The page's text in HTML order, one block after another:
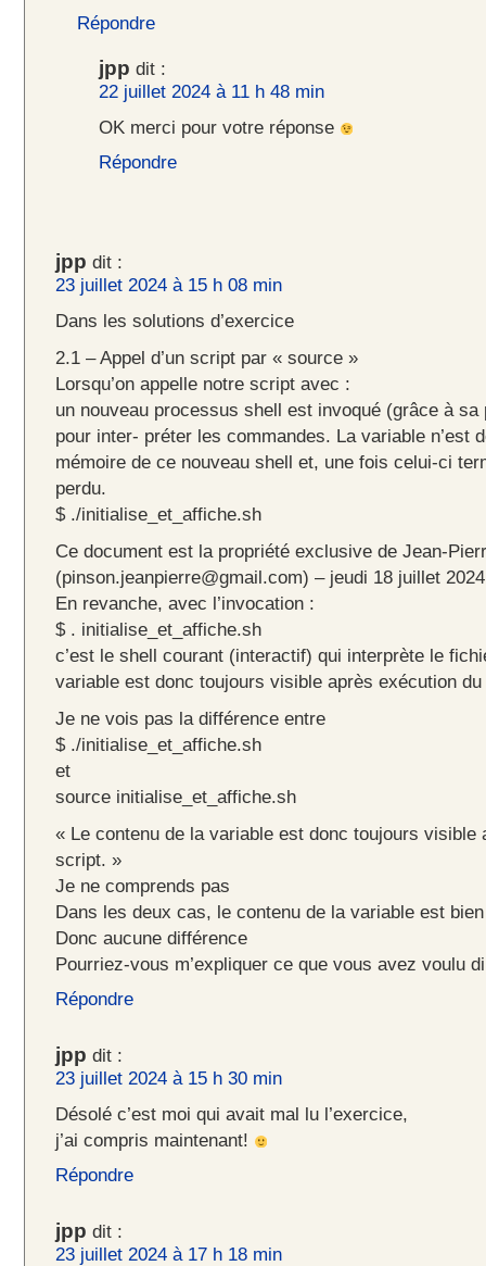
Répondre
jpp dit :
22 juillet 2024 à 11 h 48 min
OK merci pour votre réponse
Répondre
jpp dit :
23 juillet 2024 à 15 h 08 min
Dans les solutions d’exercice
2.1 – Appel d’un script par « source »
Lorsqu’on appelle notre script avec :
un nouveau processus shell est invoqué (grâce à sa
pour inter- préter les commandes. La variable n’est
mémoire de ce nouveau shell et, une fois celui-ci
perdu.
$ ./initialise_et_affiche.sh
Ce document est la propriété exclusive de Jean-
(pinson.jeanpierre@gmail.com) – jeudi 18 juillet
En revanche, avec l’invocation :
$ . initialise_et_affiche.sh
c’est le shell courant (interactif) qui interprète le
variable est donc toujours visible après exécution
Je ne vois pas la différence entre
$ ./initialise_et_affiche.sh
et
source initialise_et_affiche.sh
« Le contenu de la variable est donc toujours visible
script. »
Je ne comprends pas
Dans les deux cas, le contenu de la variable est
Donc aucune différence
Pourriez-vous m’expliquer ce que vous avez voulu
Répondre
jpp dit :
23 juillet 2024 à 15 h 30 min
Désolé c’est moi qui avait mal lu l’exercice,
j’ai compris maintenant!
Répondre
jpp dit :
23 juillet 2024 à 17 h 18 min